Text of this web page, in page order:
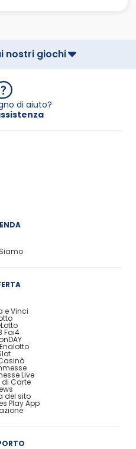
nostri giochi
di aiuto?
e Vinci
Fai4
Live
Carte
del sito
Play App